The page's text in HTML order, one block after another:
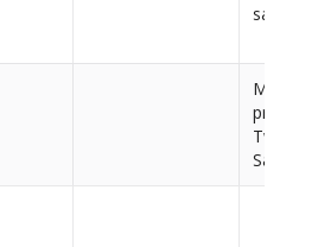
sala 30
prof. D.
Sala